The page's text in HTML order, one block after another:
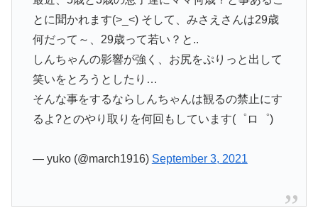
とに聞かれます(>_<) そして、みさえさんは29歳
何だって～、29歳って若い？と..
しんちゃんの影響が強く、お尻をぷりっと出して
笑いをとろうとしたり…
そんな事をするならしんちゃんは観るの禁止にす
るよ?とのやり取りを何回もしています(゜ロ゜)
— yuko (@march1916) September 3, 2021